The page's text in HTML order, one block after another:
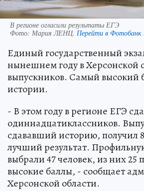
В регионе огласили результаты ЕГЭ
Фото: Мария ЛЕНЦ. Перейти в
Единый государственный
нынешнем году в Херсонской
выпускников. Самый высокий
истории.
- В этом году в регионе ЕГЭ
одиннадцатиклассников.
сдававший историю, получил
лучший результат.
выбрали 47 человек, из них 25
высокие баллы, - сообщает
Херсонской области.